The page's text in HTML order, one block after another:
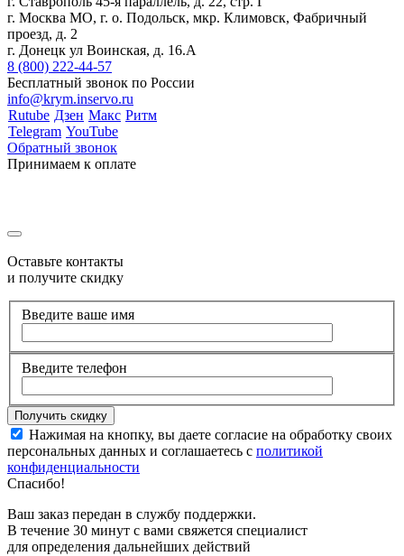
г. Москва МО, г. о. Подольск, мкр. Климовск, Фабричный
проезд, д. 2
г. Донецк ул Воинская, д. 16.А
8 (800) 222-44-57
Бесплатный звонок по России
info@krym.inservo.ru
Rutube Дзен Макс Ритм
Telegram YouTube
Обратный звонок
Принимаем к оплате
Оставьте контакты
и получите скидку
Введите ваше имя
Введите телефон
Нажимая на кнопку, вы даете согласие на обработку своих
персональных данных и соглашаетесь с политикой
конфиденциальности
Спасибо!
Ваш заказ передан в службу поддержки.
В течение 30 минут с вами свяжется специалист
для определения дальнейших действий